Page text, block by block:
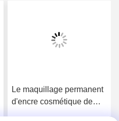
Le maquillage permanent
d'encre cosmétique de